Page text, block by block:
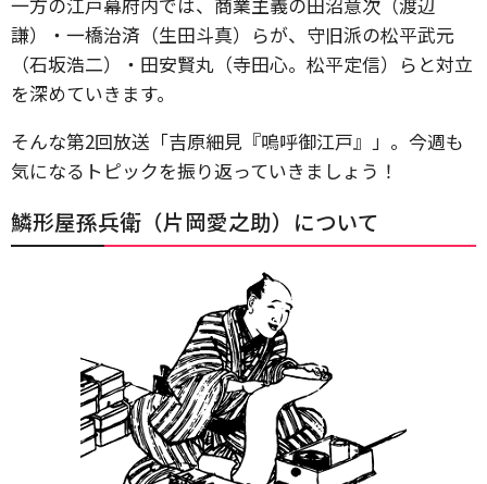
謙）・一橋治済（生田斗真）らが、守旧派の松平武元
（石坂浩二）・田安賢丸（寺田心。松平定信）らと対立
を深めていきます。
そんな第2回放送「吉原細見『嗚呼御江戸』」。今週も
気になるトピックを振り返っていきましょう！
鱗形屋孫兵衛（片岡愛之助）について